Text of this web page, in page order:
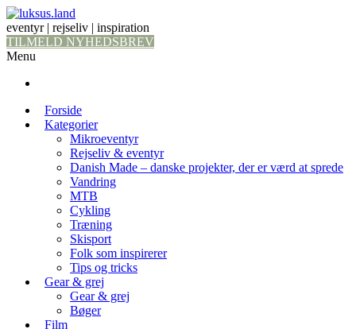
eventyr | rejseliv | inspiration
TILMELD NYHEDSBREV
Menu
Forside
Kategorier
Mikroeventyr
Rejseliv & eventyr
Danish Made – danske projekter, der er værd at sprede
Vandring
MTB
Cykling
Træning
Skisport
Folk som inspirerer
Tips og tricks
Gear & grej
Gear & grej
Bøger
Film